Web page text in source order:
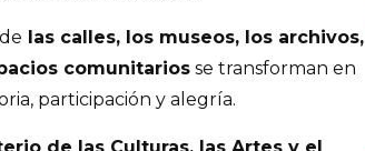
las calles, los museos, los archivos,
comunitarios se transforman en
participación y alegría.
de las Culturas, las Artes y el